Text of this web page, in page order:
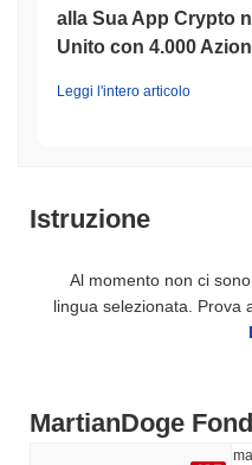
alla Sua App Crypto
Unito con 4.000
Leggi l'intero articolo
Istruzione
Al momento non ci
lingua selezionata. Prova
MartianDoge